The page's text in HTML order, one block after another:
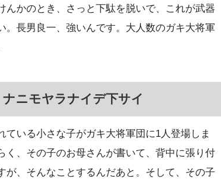
かのとき、さっと下駄を脱いで、これが武器
長男良一、強いんです。大人数のガキ大将軍
ニモヤラナイデ下サイ
いる小さな子がガキ大将軍団に1人登場しま
、その子のお母さんが書いて、背中に張り付
、そんなことするんだあと。そして、その子